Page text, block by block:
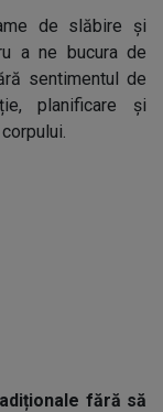
de slăbire și
a ne bucura de
sentimentul de
planificare și
fără să